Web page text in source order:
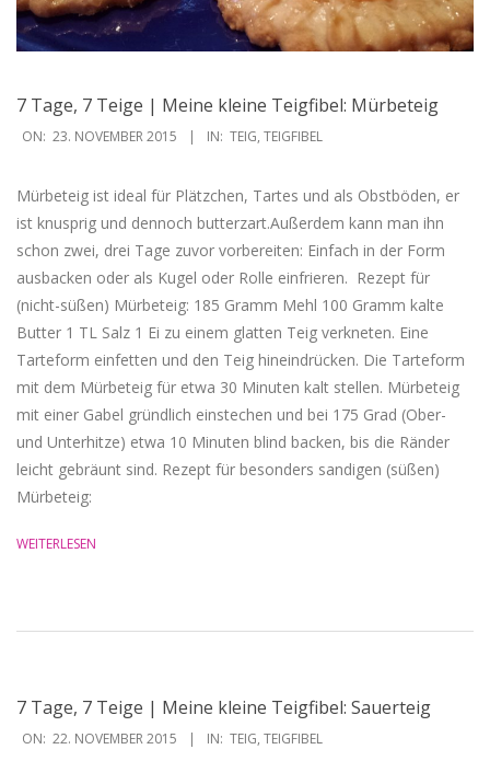
7 Tage, 7 Teige | Meine kleine Teigfibel: Mürbeteig
2015-
ON: 23. NOVEMBER 2015 IN: TEIG, TEIGFIBEL
Mürbeteig ist ideal für Plätzchen, Tartes und als Obstböden, er
ist knusprig und dennoch butterzart.Außerdem kann man ihn
schon zwei, drei Tage zuvor vorbereiten: Einfach in der Form
ausbacken oder als Kugel oder Rolle einfrieren. ‎ Rezept für
(nicht-süßen) Mürbeteig: 185 Gramm Mehl 100 Gramm kalte
Butter 1 TL Salz 1 Ei zu einem glatten Teig verkneten. Eine
Tarteform einfetten und den Teig hineindrücken. Die Tarteform
mit dem Mürbeteig für etwa 30 Minuten kalt stellen. Mürbeteig
mit einer Gabel gründlich einstechen und bei 175 Grad (Ober-
und Unterhitze) etwa 10 Minuten blind backen, bis die Ränder
leicht gebräunt sind. Rezept für besonders sandigen (süßen)
Mürbeteig:
WEITERLESEN
7 Tage, 7 Teige | Meine kleine Teigfibel: Sauerteig
2015-
ON: 22. NOVEMBER 2015 IN: TEIG, TEIGFIBEL